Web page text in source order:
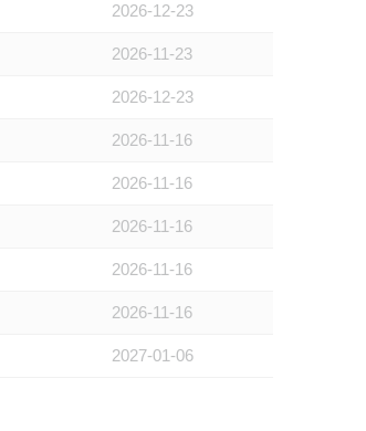
2026-12-23
2026-11-23
2026-12-23
2026-11-16
2026-11-16
2026-11-16
2026-11-16
2026-11-16
2027-01-06